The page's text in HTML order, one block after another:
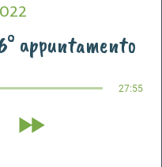
appuntamento
27:55